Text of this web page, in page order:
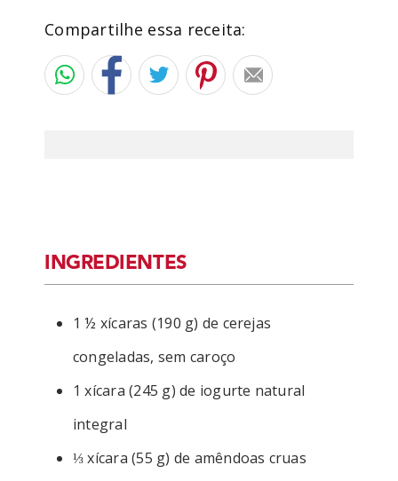
Compartilhe essa receita:
INGREDIENTES
1 ½ xícaras (190 g) de cerejas
congeladas, sem caroço
1 xícara (245 g) de iogurte natural
integral
⅓ xícara (55 g) de amêndoas cruas